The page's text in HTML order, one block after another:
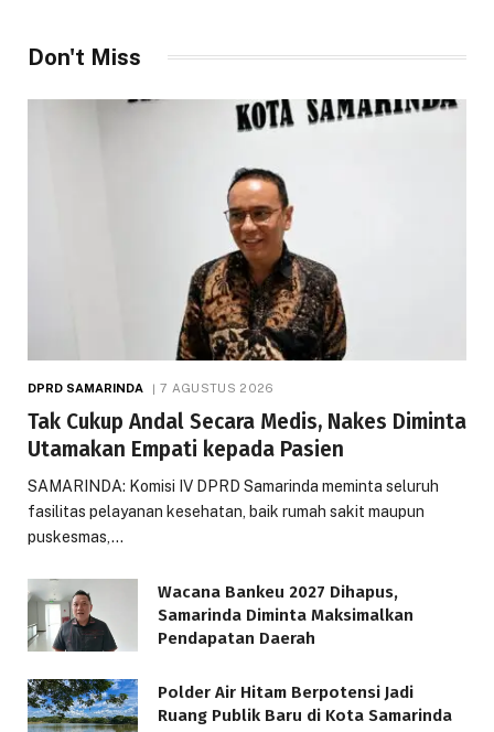
Don't Miss
DPRD SAMARINDA 7 AGUSTUS 2026
Tak Cukup Andal Secara Medis, Nakes Diminta
Utamakan Empati kepada Pasien
SAMARINDA: Komisi IV DPRD Samarinda meminta seluruh
fasilitas pelayanan kesehatan, baik rumah sakit maupun
puskesmas,…
Wacana Bankeu 2027 Dihapus,
Samarinda Diminta Maksimalkan
Pendapatan Daerah
Polder Air Hitam Berpotensi Jadi
Ruang Publik Baru di Kota Samarinda